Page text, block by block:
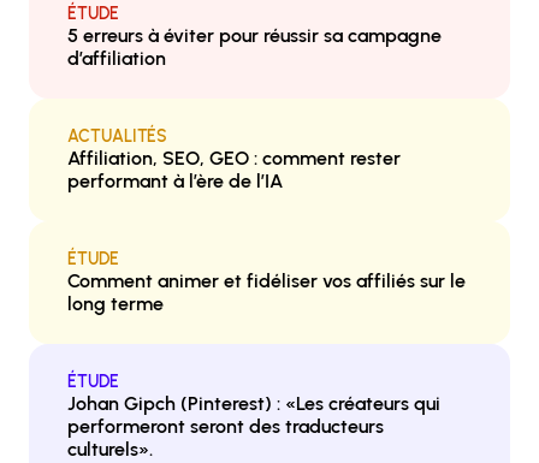
ÉTUDE
5 erreurs à éviter pour réussir sa campagne
d’affiliation
ACTUALITÉS
Affiliation, SEO, GEO : comment rester
performant à l’ère de l’IA
ÉTUDE
Comment animer et fidéliser vos affiliés sur le
long terme
ÉTUDE
Johan Gipch (Pinterest) : «Les créateurs qui
performeront seront des traducteurs
culturels».